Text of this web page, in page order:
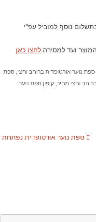
נוסף למוביל עפ"י
ועד למסירה לחצו כאן
נוער אורטופדית ברוחב וחצי, ספת
וחצי מחיר, קופון ספת נוער
ספת נוער אורטופדית נפתחת